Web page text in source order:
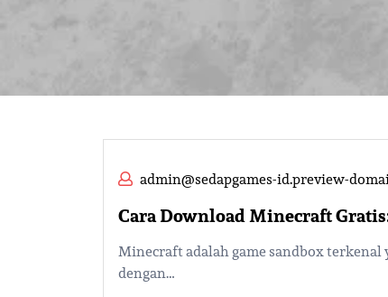
admin@sedapgames-id.preview-
Cara Download Minecraft
Minecraft adalah game sandbox
dengan…